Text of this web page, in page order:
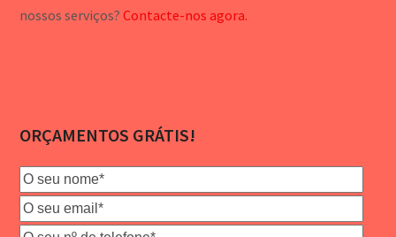
nossos serviços?Contacte-nos agora.
ORÇAMENTOS GRÁTIS!